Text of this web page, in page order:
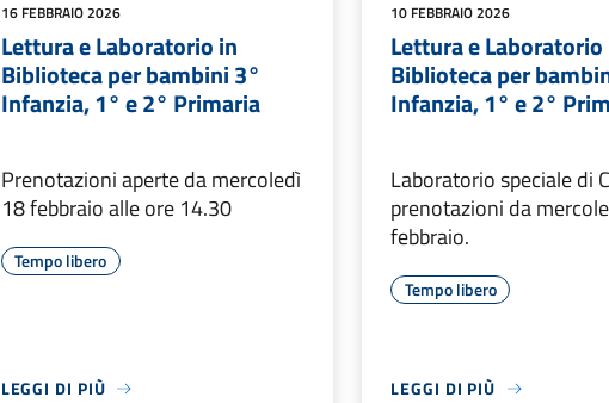
16 FEBBRAIO 2026
Lettura e Laboratorio in
Biblioteca per bambini 3°
Infanzia, 1° e 2° Primaria
Prenotazioni aperte da mercoledì
18 febbraio alle ore 14.30
Tempo libero
LEGGI DI PIÙ
10 FEBBRAIO 2026
Lettura e Laboratorio
Biblioteca per
Infanzia, 1° e 2°
Laboratorio speciale di
prenotazioni da
febbraio.
Tempo libero
LEGGI DI PIÙ